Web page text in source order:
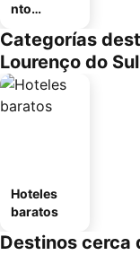
nto
Categorías
Lourenço do Sul
Hoteles
baratos
Destinos cerca